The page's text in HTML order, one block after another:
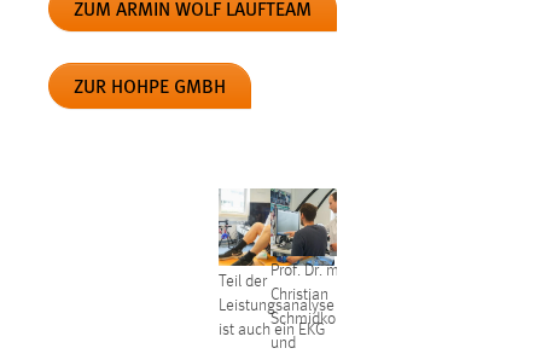
ZUM ARMIN WOLF LAUFTEAM
ZUR HOHPE GMBH
Teil der
Leistungsanalyse
ist auch ein EKG
Prof. Dr. med.
Christian
Schmidkonz
und